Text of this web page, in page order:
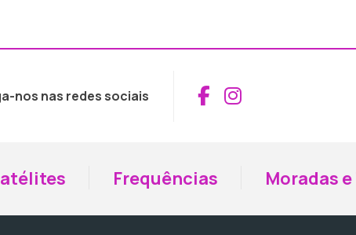
nos nas redes sociais Aceder ao
Aceder ao
Frequências Moradas